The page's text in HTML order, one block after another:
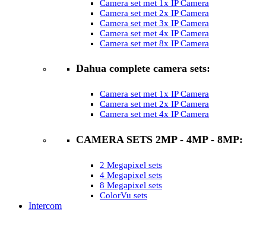
Camera set met 1x IP Camera
Camera set met 2x IP Camera
Camera set met 3x IP Camera
Camera set met 4x IP Camera
Camera set met 8x IP Camera
Dahua complete camera sets:
Camera set met 1x IP Camera
Camera set met 2x IP Camera
Camera set met 4x IP Camera
CAMERA SETS 2MP - 4MP - 8MP:
2 Megapixel sets
4 Megapixel sets
8 Megapixel sets
ColorVu sets
Intercom